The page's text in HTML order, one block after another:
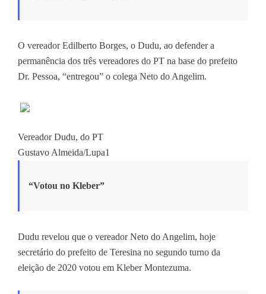
O vereador Edilberto Borges, o Dudu, ao defender a
permanência dos três vereadores do PT na base do prefeito
Dr. Pessoa, “entregou” o colega Neto do Angelim.
Vereador Dudu, do PT
Gustavo Almeida/Lupa1
“Votou no Kleber”
Dudu revelou que o vereador Neto do Angelim, hoje
secretário do prefeito de Teresina no segundo turno da
eleição de 2020 votou em Kleber Montezuma.